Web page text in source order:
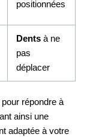
positionnées
Dents à ne
pas
déplacer
répondre à
ainsi une
adaptée à votre